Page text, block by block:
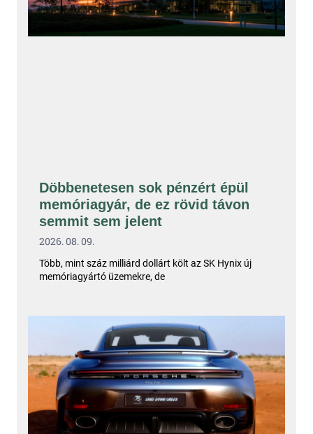
Döbbenetesen sok pénzért épül
memóriagyár, de ez rövid távon
semmit sem jelent
2026. 08. 09.
Több, mint száz milliárd dollárt költ az SK Hynix új
memóriagyártó üzemekre, de